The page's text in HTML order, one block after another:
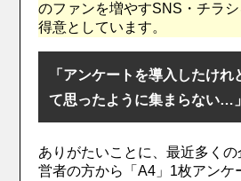
のファンを増やすSNS・チラ
得意としています。
「アンケートを導入したけれ
て思ったように集まらない…」
ありがたいことに、最近多く
営者の方から「A4」1枚アンケ